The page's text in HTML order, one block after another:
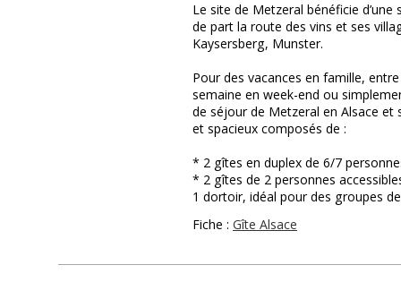
Le site de Metzeral bénéficie d’une
de part la route des vins et ses
Kaysersberg, Munster.
Pour des vacances en famille,
semaine en week-end ou
de séjour de Metzeral en Alsace
et spacieux composés de :
* 2 gîtes en duplex de 6/7
* 2 gîtes de 2 personnes
1 dortoir, idéal pour des groupes
Fiche : Gîte Alsace